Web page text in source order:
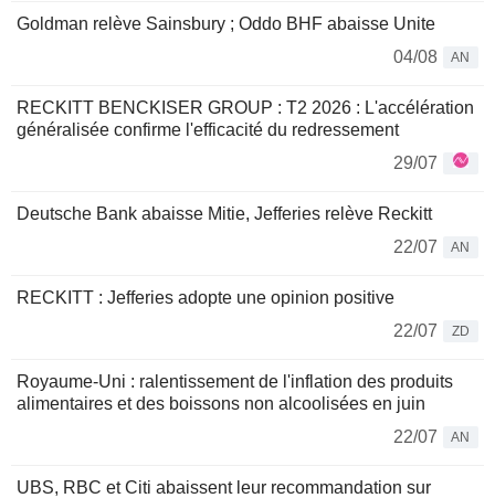
Goldman relève Sainsbury ; Oddo BHF abaisse Unite
04/08
AN
RECKITT BENCKISER GROUP : T2 2026 : L'accélération
généralisée confirme l'efficacité du redressement
29/07
Deutsche Bank abaisse Mitie, Jefferies relève Reckitt
22/07
AN
RECKITT : Jefferies adopte une opinion positive
22/07
ZD
Royaume-Uni : ralentissement de l'inflation des produits
alimentaires et des boissons non alcoolisées en juin
22/07
AN
UBS, RBC et Citi abaissent leur recommandation sur